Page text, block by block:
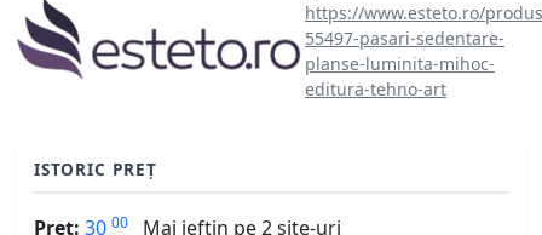
https://www.esteto.ro/
55497-pasari-sedentare-
planse-luminita-mihoc-
editura-tehno-art
ISTORIC PREȚ
Preț: 30 00
Mai ieftin pe 2 site-uri